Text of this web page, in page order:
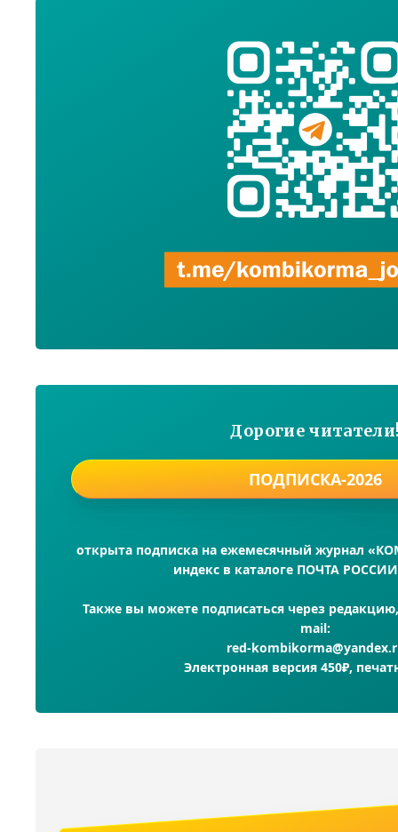
Дорогие
ПОДПИСКА-2026
открыта подписка на ежемесячный журнал
индекс в каталоге ПОЧТА
Также вы можете подписаться через
mail:
red-
Электронная версия 450₽,